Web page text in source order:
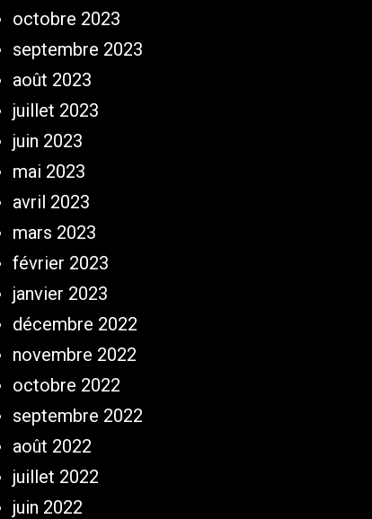
octobre 2023
septembre 2023
août 2023
juillet 2023
juin 2023
mai 2023
avril 2023
mars 2023
février 2023
janvier 2023
décembre 2022
novembre 2022
octobre 2022
septembre 2022
août 2022
juillet 2022
juin 2022